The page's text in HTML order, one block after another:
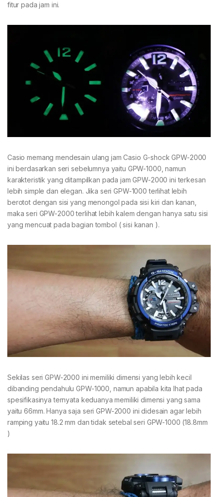
fitur pada jam ini.
Casio memang mendesain ulang jam Casio G-shock GPW-2000
ini berdasarkan seri sebelumnya yaitu GPW-1000, namun
karakteristik yang ditampilkan pada jam GPW-2000 ini terkesan
lebih simple dan elegan. Jika seri GPW-1000 terlihat lebih
berotot dengan sisi yang menongol pada sisi kiri dan kanan,
maka seri GPW-2000 terlihat lebih kalem dengan hanya satu sisi
yang mencuat pada bagian tombol ( sisi kanan ).
Sekilas seri GPW-2000 ini memiliki dimensi yang lebih kecil
dibanding pendahulu GPW-1000, namun apabila kita lhat pada
spesifikasinya ternyata keduanya memiliki dimensi yang sama
yaitu 66mm. Hanya saja seri GPW-2000 ini didesain agar lebih
ramping yaitu 18.2 mm dan tidak setebal seri GPW-1000 (18.8mm
)